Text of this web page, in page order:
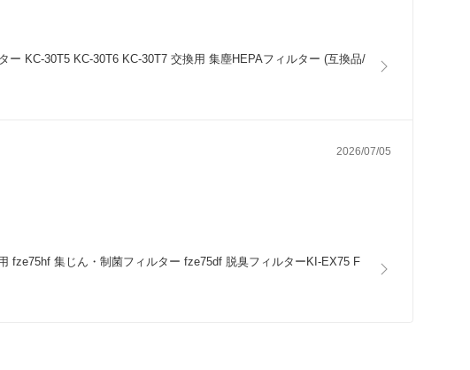
KC-30T5 KC-30T6 KC-30T7 交換用 集塵HEPAフィルター (互換品/
2026/07/05
fze75hf 集じん・制菌フィルター fze75df 脱臭フィルターKI-EX75 F